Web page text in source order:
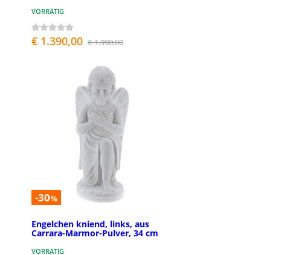
VORRÄTIG
€ 1.390,00 € 1.990,00
-30%
Engelchen kniend, links, aus
Carrara-Marmor-Pulver, 34 cm
VORRÄTIG